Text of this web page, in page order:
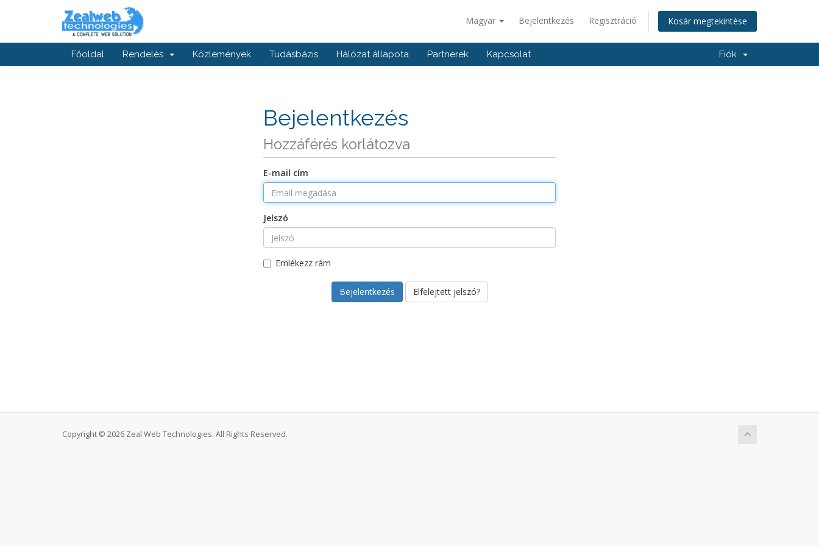
Magyar Bejelentkezés Regisztráció Kosár megtekintése
Főoldal Rendelés Közlemények Tudásbázis Hálózat állapota Partnerek Kapcsolat Fiók
Bejelentkezés
Hozzáférés korlátozva
E-mail cím
Jelszó
Emlékezz rám
Elfelejtett jelszó?
Copyright © 2026 Zeal Web Technologies. All Rights Reserved.